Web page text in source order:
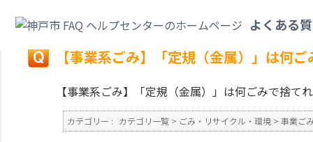
よくある
戻る
【事業系ごみ】「定規（金属）」は何
【事業系ごみ】「定規（金属）」は何ごみで捨て
カテゴリー : カテゴリ一覧 > ごみ・リサイクル・環境 > 事業ご